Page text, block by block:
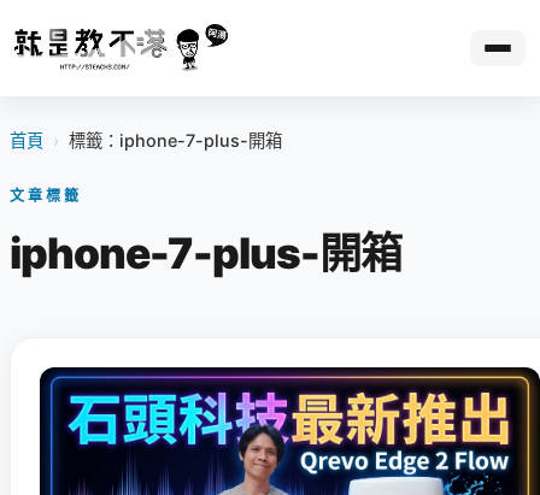
首頁 › 標籤：iphone-7-plus-開箱
文章標籤
iphone-7-plus-開箱